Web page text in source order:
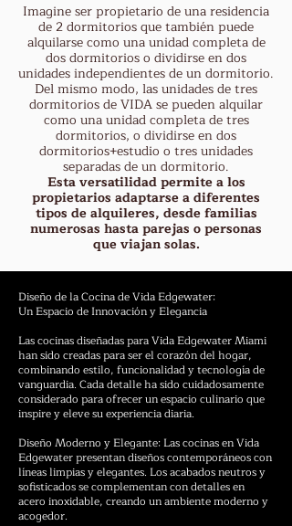
Imagine ser propietario de una residencia
de 2 dormitorios que también puede
alquilarse como una unidad completa de
dos dormitorios o dividirse en dos
unidades independientes de un dormitorio.
Del mismo modo, las unidades de tres
dormitorios de VIDA se pueden alquilar
como una unidad completa de tres
dormitorios, o dividirse en dos
dormitorios+estudio o tres unidades
separadas de un dormitorio.
Esta versatilidad permite a los
propietarios adaptarse a diferentes
tipos de alquileres, desde familias
numerosas hasta parejas o personas
que viajan solas.
Diseño de la Cocina de Vida Edgewater:
Un Espacio de Innovación y Elegancia
Las cocinas diseñadas para Vida Edgewater Miami
han sido creadas para ser el corazón del hogar,
combinando estilo, funcionalidad y tecnología de
vanguardia. Cada detalle ha sido cuidadosamente
considerado para ofrecer un espacio culinario que
inspire y eleve su experiencia diaria.
Diseño Moderno y Elegante: Las cocinas en Vida
Edgewater presentan diseños contemporáneos con
líneas limpias y elegantes. Los acabados neutros y
sofisticados se complementan con detalles en
acero inoxidable, creando un ambiente moderno y
acogedor.